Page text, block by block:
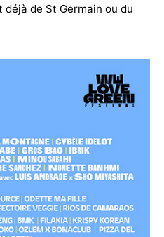
déjà de St Germain ou du